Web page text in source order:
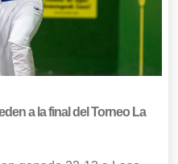
a la final del Torneo La